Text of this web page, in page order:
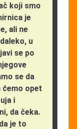
koji smo
je
ali ne
u
se po
se da
ćemo opet
i
da čeka.
je to